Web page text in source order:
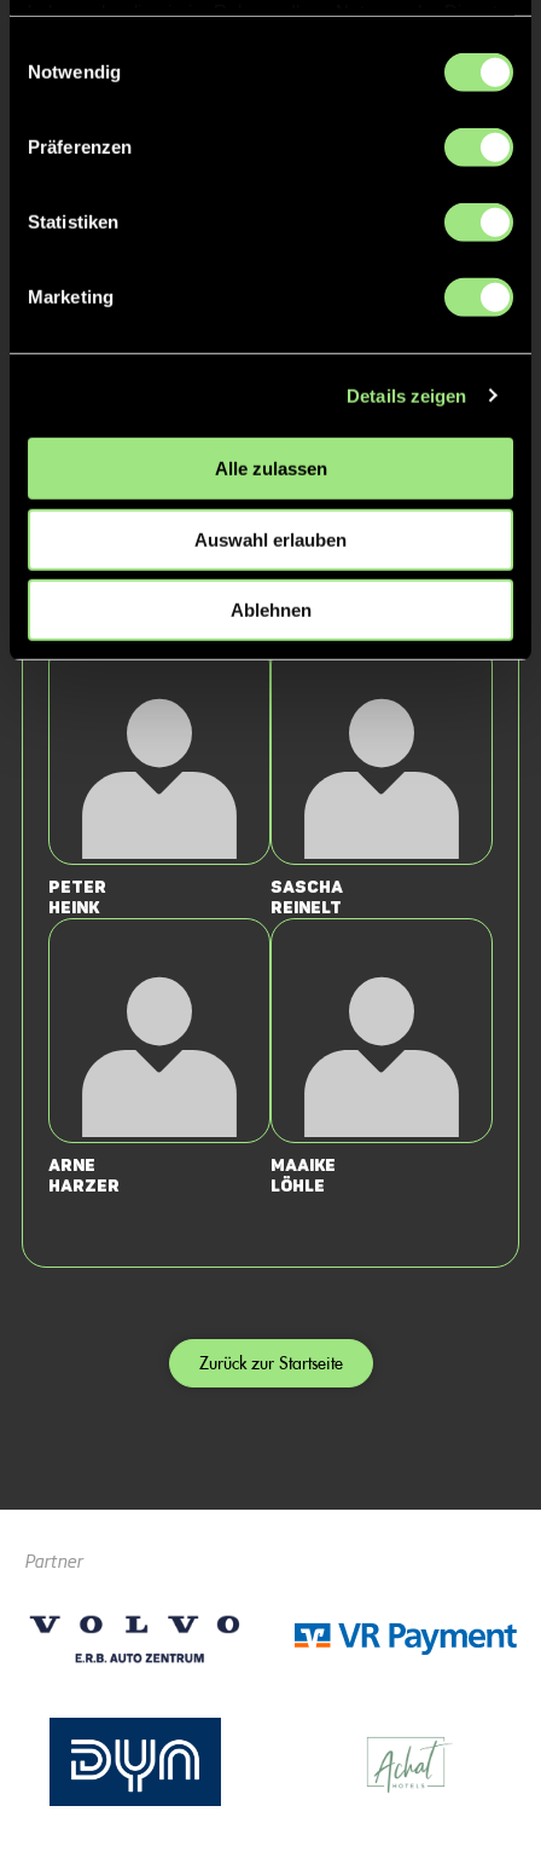
Notwendig
Präferenzen
Statistiken
Marketing
Details zeigen
Alle zulassen
Auswahl erlauben
Ablehnen
Nikolas
Louk
Staff
Peter
Heink
Sascha
Reinelt
Arne
Harzer
Maaike
Löhle
Zurück zur Startseite
Partner